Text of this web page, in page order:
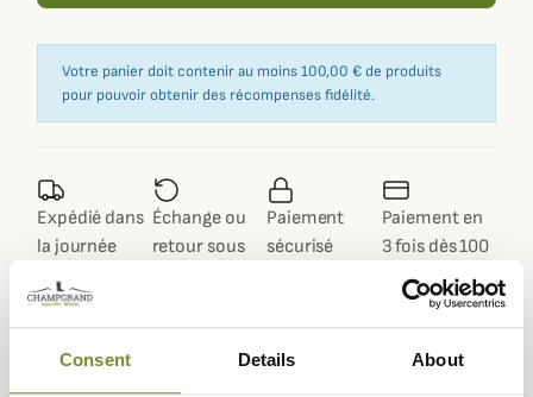
Consent Details About
Votre panier doit contenir au moins 100,00 € de produits
pour pouvoir obtenir des récompenses fidélité.
Expédié dans
la journée
Échange ou
retour sous
Paiement
sécurisé
Paiement en
3 fois dès 100
euros